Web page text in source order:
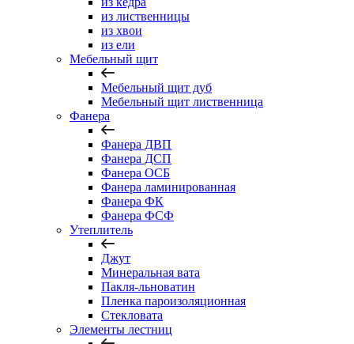
из лиственницы
из хвои
из ели
Мебельный щит
Мебельный щит дуб
Мебельный щит лиственница
Фанера
Фанера ДВП
Фанера ДСП
Фанера ОСБ
Фанера ламинированная
Фанера ФК
Фанера ФСФ
Утеплитель
Джут
Минеральная вата
Пакля-льноватин
Пленка пароизоляционная
Стекловата
Элементы лестниц